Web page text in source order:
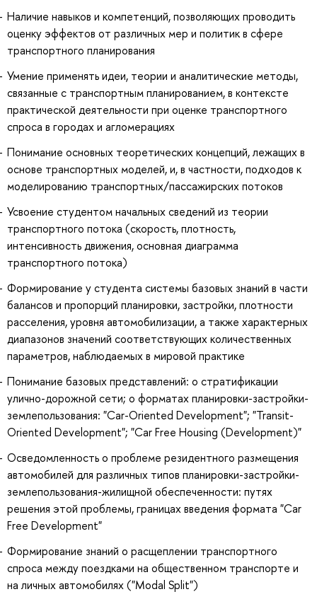
Наличие навыков и компетенций, позволяющих проводить
оценку эффектов от различных мер и политик в сфере
транспортного планирования
Умение применять идеи, теории и аналитические методы,
связанные с транспортным планированием, в контексте
практической деятельности при оценке транспортного
спроса в городах и агломерациях
Понимание основных теоретических концепций, лежащих в
основе транспортных моделей, и, в частности, подходов к
моделированию транспортных/пассажирских потоков
Усвоение студентом начальных сведений из теории
транспортного потока (скорость, плотность,
интенсивность движения, основная диаграмма
транспортного потока)
Формирование у студента системы базовых знаний в части
балансов и пропорций планировки, застройки, плотности
расселения, уровня автомобилизации, а также характерных
диапазонов значений соответствующих количественных
параметров, наблюдаемых в мировой практике
Понимание базовых представлений: о стратификации
улично-дорожной сети; о форматах планировки-застройки-
землепользования: "Car-Oriented Development"; "Transit-
Oriented Development"; "Car Free Housing (Development)"
Осведомленность о проблеме резидентного размещения
автомобилей для различных типов планировки-застройки-
землепользования-жилищной обеспеченности: путях
решения этой проблемы, границах введения формата "Car
Free Development"
Формирование знаний о расщеплении транспортного
спроса между поездками на общественном транспорте и
на личных автомобилях ("Modal Split")